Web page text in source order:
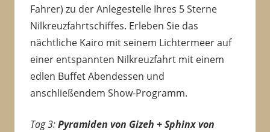
Fahrer) zu der Anlegestelle Ihres 5 Sterne
Nilkreuzfahrtschiffes. Erleben Sie das
nächtliche Kairo mit seinem Lichtermeer auf
einer entspannten Nilkreuzfahrt mit einem
edlen Buffet Abendessen und
anschließendem Show-Programm.
Tag 3:Pyramiden von Gizeh + Sphinx von